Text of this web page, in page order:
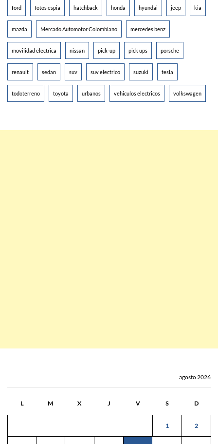
ford fotos espia hatchback honda hyundai jeep kia
mazda Mercado Automotor Colombiano mercedes benz
movilidad electrica nissan pick-up pick ups porsche
renault sedan suv suv electrico suzuki tesla
todoterreno toyota urbanos vehiculos electricos volkswagen
agosto 2026
L M X J V S D
1 2